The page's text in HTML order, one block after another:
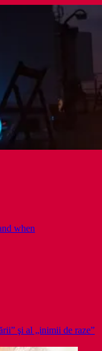
when
şi al „inimii de raze”